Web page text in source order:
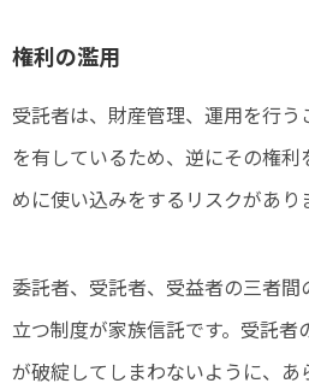
権利の濫用
受託者は、財産管理、運用を行
を有しているため、逆にその権
めに使い込みをするリスクがあり
委託者、受託者、受益者の三者間
立つ制度が家族信託です。受託者
が破綻してしまわないように、